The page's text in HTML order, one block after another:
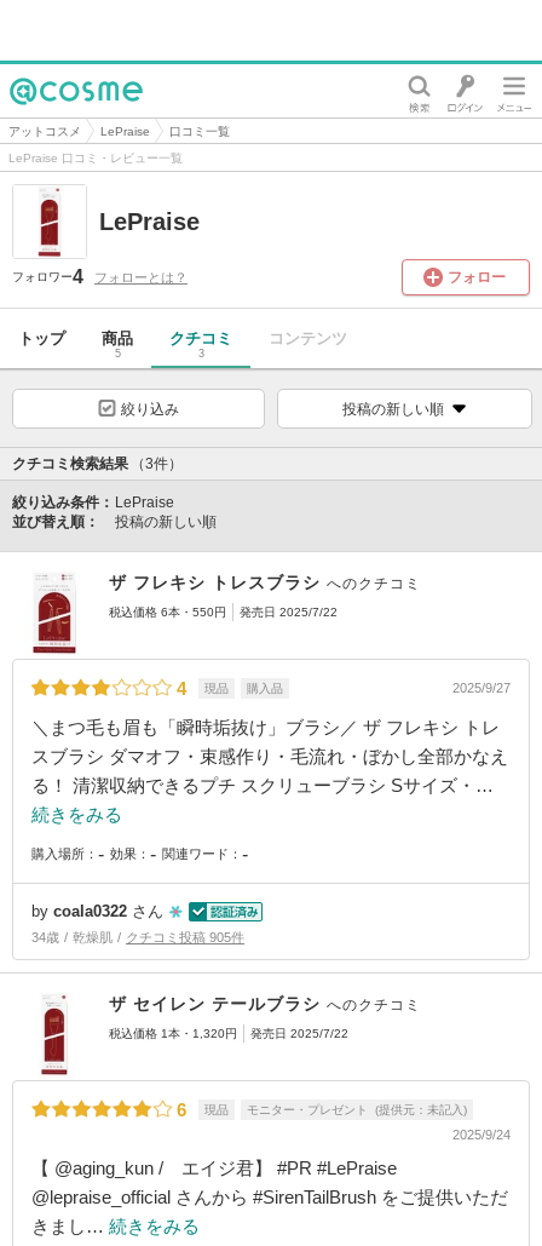
@cosme
アットコスメ LePraise
口コミ一覧
LePraise 口コミ・レビュー一覧
LePraise
フォロワー4 フォローとは？ フォロー
トップ 商品
5
クチコミ
3
コンテンツ
絞り込み 投稿の新しい順
クチコミ検索結果 （3件）
絞り込み条件： LePraise
並び替え順：
投稿の新しい順
ザ フレキシ トレスブラシ へのクチコミ
税込価格 6本・550円 発売日 2025/7/22
4 現品 購入品 2025/9/27
＼まつ毛も眉も「瞬時垢抜け」ブラシ／ ザ フレキシ トレ
スブラシ ダマオフ・束感作り・毛流れ・ぼかし全部かなえ
る！ 清潔収納できるプチ スクリューブラシ Sサイズ・…
続きをみる
購入場所： - 効果： - 関連ワード： -
by coala0322 さん
34歳 乾燥肌 クチコミ投稿 905件
ザ セイレン テールブラシ へのクチコミ
税込価格 1本・1,320円 発売日 2025/7/22
6 現品 モニター・プレゼント (提供元：未記入)
2025/9/24
【 @aging_kun / エイジ君】 #PR #LePraise
@lepraise_official さんから #SirenTailBrush をご提供いただ
きまし… 続きをみる